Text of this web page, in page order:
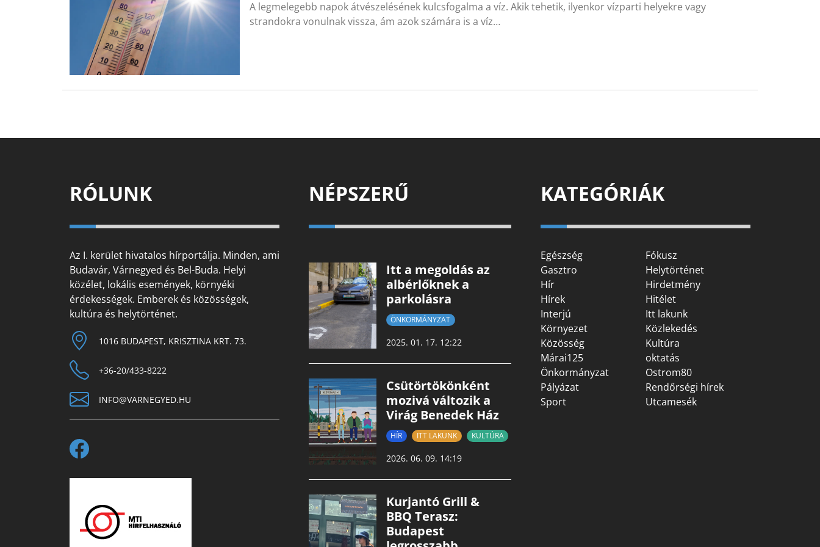
A legmelegebb napok átvészelésének kulcsfogalma a víz. Akik tehetik, ilyenkor vízparti helyekre vagy
strandokra vonulnak vissza, ám azok számára is a víz…
RÓLUNK
Az I. kerület hivatalos hírportálja. Minden, ami
Budavár, Várnegyed és Bel-Buda. Helyi
közélet, lokális események, környéki
érdekességek. Emberek és közösségek,
kultúra és helytörténet.
1016 BUDAPEST, KRISZTINA KRT. 73.
+36-20/433-8222
INFO@VARNEGYED.HU
NÉPSZERŰ
Itt a megoldás az
albérlőknek a
parkolásra
ÖNKORMÁNYZAT
2025. 01. 17. 12:22
Csütörtökönként
mozivá változik a
Virág Benedek Ház
HÍR ITT LAKUNK KULTÚRA
2026. 06. 09. 14:19
Kurjantó Grill &
BBQ Terasz:
Budapest
KATEGÓRIÁK
Egészség
Fókusz
Gasztro
Helytörténet
Hír
Hirdetmény
Hírek
Hitélet
Interjú
Itt lakunk
Környezet
Közlekedés
Közösség
Kultúra
Márai125
oktatás
Önkormányzat
Ostrom80
Pályázat
Rendőrségi hírek
Sport
Utcamesék